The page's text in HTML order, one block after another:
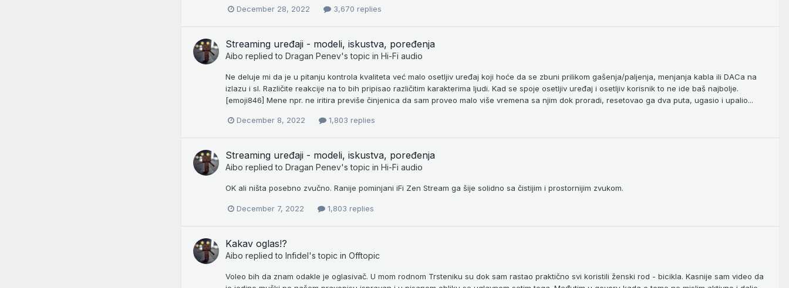
December 28, 2022 3,670 replies
Streaming uređaji - modeli, iskustva, poređenja
Aibo replied to Dragan Penev's topic in Hi-Fi audio
Ne deluje mi da je u pitanju kontrola kvaliteta već malo osetljiv uređaj koji hoće da se zbuni prilikom gašenja/paljenja, menjanja kabla ili DACa na
izlazu i sl. Različite reakcije na to bih pripisao različitim karakterima ljudi. Kad se spoje osetljiv uređaj i osetljiv korisnik to ne ide baš najbolje.
[emoji846] Mene npr. ne iritira previše činjenica da sam proveo malo više vremena sa njim dok proradi, resetovao ga dva puta, ugasio i upalio...
December 8, 2022 1,803 replies
Streaming uređaji - modeli, iskustva, poređenja
Aibo replied to Dragan Penev's topic in Hi-Fi audio
OK ali ništa posebno zvučno. Ranije pominjani iFi Zen Stream ga šije solidno sa čistijim i prostornijim zvukom.
December 7, 2022 1,803 replies
Kakav oglas!?
Aibo replied to Infidel's topic in Offtopic
Voleo bih da znam odakle je oglasivač. U mom rodnom Trsteniku su dok sam rastao praktično svi koristili ženski rod - bicikla. Kasnije sam video da